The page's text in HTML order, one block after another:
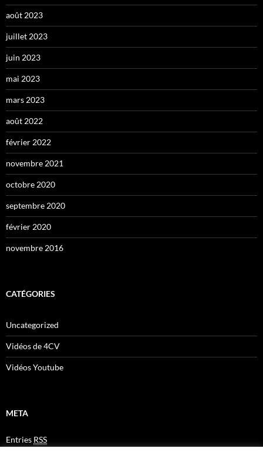
août 2023
juillet 2023
juin 2023
mai 2023
mars 2023
août 2022
février 2022
novembre 2021
octobre 2020
septembre 2020
février 2020
novembre 2016
CATÉGORIES
Uncategorized
Vidéos de 4CV
Vidéos Youtube
META
Entries RSS
CommentsRSS